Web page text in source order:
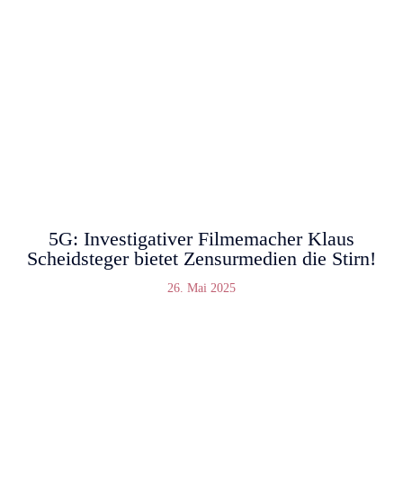
5G: Investigativer Filmemacher Klaus
Scheidsteger bietet Zensurmedien die Stirn!
26. Mai 2025